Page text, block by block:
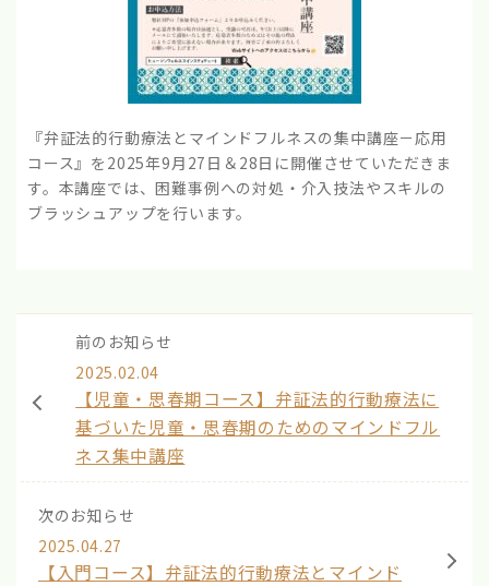
『弁証法的行動療法とマインドフルネスの集中講座－応用
コース』を2025年9月27日＆28日に開催させていただきま
す。本講座では、困難事例への対処・介入技法やスキルの
ブラッシュアップを行います。
前のお知らせ
2025.02.04
【児童・思春期コース】弁証法的行動療法に
基づいた児童・思春期のためのマインドフル
ネス集中講座
次のお知らせ
2025.04.27
【入門コース】弁証法的行動療法とマインド